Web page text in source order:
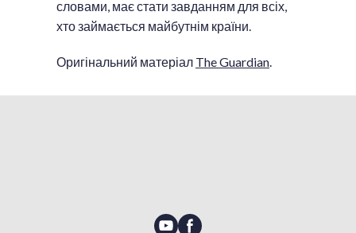
словами, має стати завданням для всіх,
хто займається майбутнім країни.
Оригінальний матеріал The Guardian.